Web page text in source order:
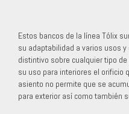
Estos bancos de la línea Tólix
su adaptabilidad a varios usos
distintivo sobre cualquier tipo
su uso para interiores el orificio
asiento no permite que se
para exterior así como también